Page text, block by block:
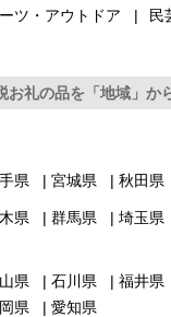
ツ・アウトドア 民
お礼の品を「地域」か
県 宮城県 秋田県
県 群馬県 埼玉県
県 石川県 福井県
県 愛知県